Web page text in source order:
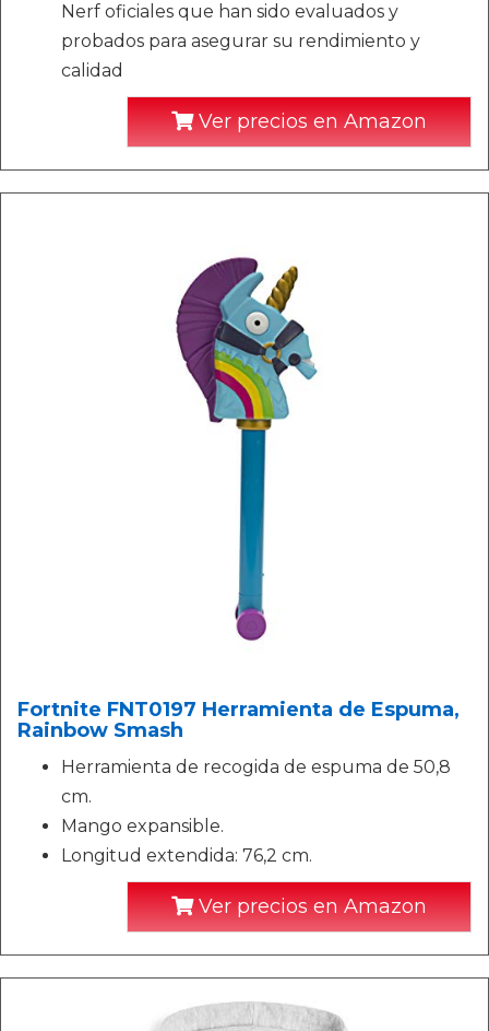
Nerf oficiales que han sido evaluados y
probados para asegurar su rendimiento y
calidad
Ver precios en Amazon
Fortnite FNT0197 Herramienta de Espuma,
Rainbow Smash
Herramienta de recogida de espuma de 50,8
cm.
Mango expansible.
Longitud extendida: 76,2 cm.
Ver precios en Amazon